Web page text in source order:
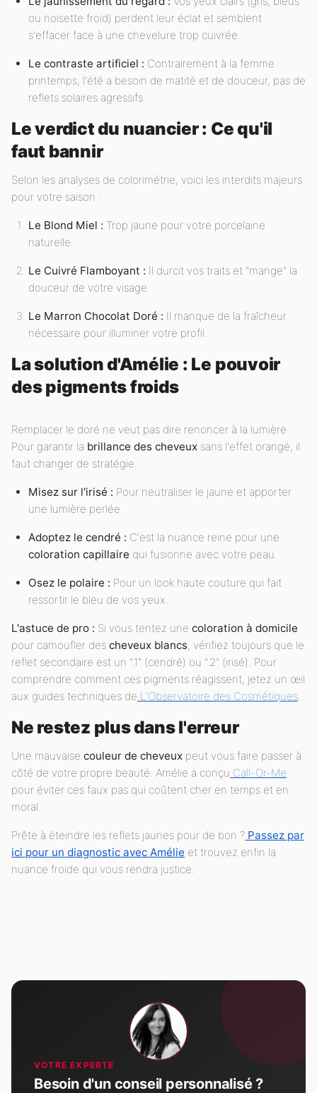
ou noisette froid) perdent leur éclat et semblent
s'effacer face à une chevelure trop cuivrée.
Le contraste artificiel : Contrairement à la femme
printemps, l'été a besoin de matité et de douceur, pas de
reflets solaires agressifs.
Le verdict du nuancier : Ce qu'il
faut bannir
Selon les analyses de colorimétrie, voici les interdits majeurs
pour votre saison :
Le Blond Miel : Trop jaune pour votre porcelaine
naturelle.
Le Cuivré Flamboyant : Il durcit vos traits et "mange" la
douceur de votre visage.
Le Marron Chocolat Doré : Il manque de la fraîcheur
nécessaire pour illuminer votre profil.
La solution d'Amélie : Le pouvoir
des pigments froids
Remplacer le doré ne veut pas dire renoncer à la lumière.
Pour garantir la brillance des cheveux sans l'effet orangé, il
faut changer de stratégie.
Misez sur l'irisé : Pour neutraliser le jaune et apporter
une lumière perlée.
Adoptez le cendré : C'est la nuance reine pour une
coloration capillaire qui fusionne avec votre peau.
Osez le polaire : Pour un look haute couture qui fait
ressortir le bleu de vos yeux.
L'astuce de pro : Si vous tentez une coloration à domicile
pour camoufler des cheveux blancs, vérifiez toujours que le
reflet secondaire est un ".1" (cendré) ou ".2" (irisé). Pour
comprendre comment ces pigments réagissent, jetez un œil
aux guides techniques de L'Observatoire des Cosmétiques.
Ne restez plus dans l'erreur
Une mauvaise couleur de cheveux peut vous faire passer à
côté de votre propre beauté. Amélie a conçu Call-Or-Me
pour éviter ces faux pas qui coûtent cher en temps et en
moral.
Prête à éteindre les reflets jaunes pour de bon ? Passez par
ici pour un diagnostic avec Amélie et trouvez enfin la
nuance froide qui vous rendra justice.
VOTRE EXPERTE
Besoin d'un conseil personnalisé ?